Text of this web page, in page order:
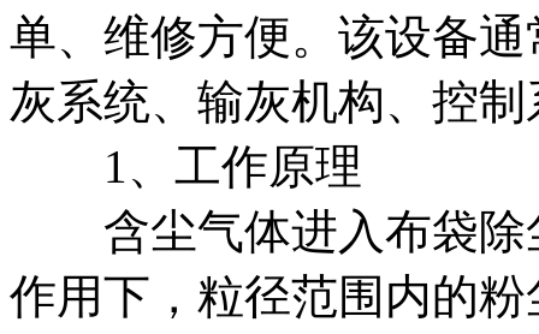
单、维修方便。该设备
灰系统、输灰机构、控
1、工作原理
含尘气体进入布袋除
作用下，粒径范围内的